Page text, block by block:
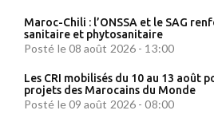
Maroc-Chili : l’ONSSA et le SAG
sanitaire et phytosanitaire
Posté le 08 août 2026 - 13:00
Les CRI mobilisés du 10 au 13 août
projets des Marocains du Monde
Posté le 09 août 2026 - 08:00